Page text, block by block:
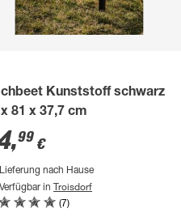
Kunststoff schwarz
81 x 37,7 cm
,99 €
Lieferung nach Hause
Verfügbar in Troisdorf
(7)